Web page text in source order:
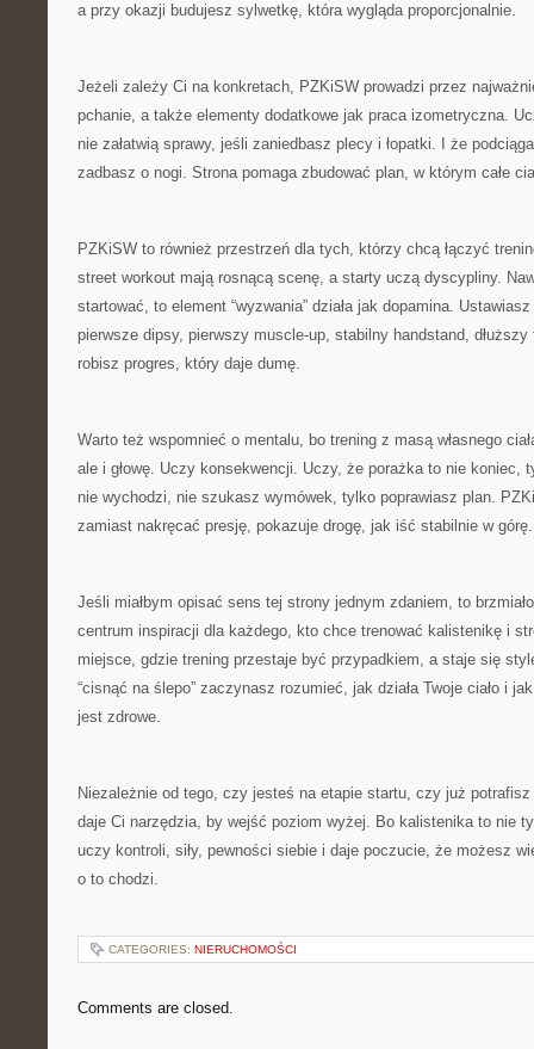
a przy okazji budujesz sylwetkę, która wygląda proporcjonalnie.
Jeżeli zależy Ci na konkretach, PZKiSW prowadzi przez
pchanie, a także elementy dodatkowe jak praca izometryczna.
nie załatwią sprawy, jeśli zaniedbasz plecy i łopatki. I że
zadbasz o nogi. Strona pomaga zbudować plan, w którym całe
PZKiSW to również przestrzeń dla tych, którzy chcą łączyć
street workout mają rosnącą scenę, a starty uczą dyscypliny.
startować, to element “wyzwania” działa jak dopamina.
pierwsze dipsy, pierwszy muscle-up, stabilny handstand,
robisz progres, który daje dumę.
Warto też wspomnieć o mentalu, bo trening z masą własnego
ale i głowę. Uczy konsekwencji. Uczy, że porażka to nie koniec,
nie wychodzi, nie szukasz wymówek, tylko poprawiasz plan.
zamiast nakręcać presję, pokazuje drogę, jak iść stabilnie w górę.
Jeśli miałbym opisać sens tej strony jednym zdaniem, to
centrum inspiracji dla każdego, kto chce trenować kalistenikę i
miejsce, gdzie trening przestaje być przypadkiem, a staje się
“cisnąć na ślepo” zaczynasz rozumieć, jak działa Twoje ciało i
jest zdrowe.
Niezależnie od tego, czy jesteś na etapie startu, czy już
daje Ci narzędzia, by wejść poziom wyżej. Bo kalistenika to nie
uczy kontroli, siły, pewności siebie i daje poczucie, że możesz
o to chodzi.
CATEGORIES: NIERUCHOMOŚCI
Comments are closed.